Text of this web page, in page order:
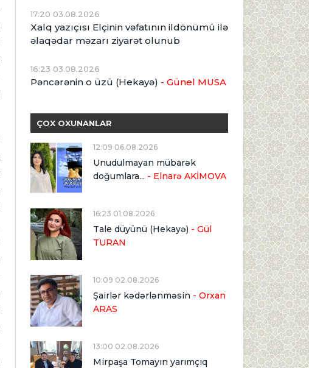
17:20 03.08.2026
Xalq yazıçısı Elçinin vəfatının ildönümü ilə
əlaqədar məzarı ziyarət olunub
16:23 03.08.2026
Pəncərənin o üzü (Hekayə) - Günel MUSA
ÇOX OXUNANLAR
12:09 06.08.2026
Unudulmayan mübarək
doğumlara... - Elnarə AKİMOVA
16:23 01.08.2026
Tale düyünü (Hekayə) - Gül
TURAN
10:09 02.08.2026
Şairlər kədərlənməsin - Orxan
ARAS
13:00 02.08.2026
Mirpaşa Tomayın yarımçıq